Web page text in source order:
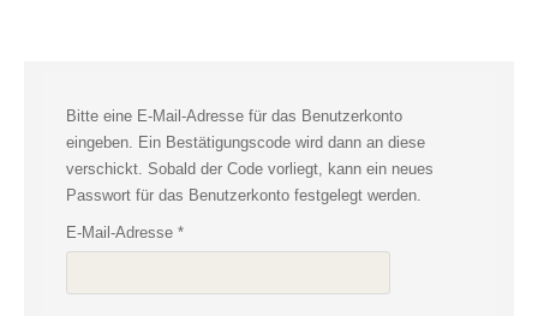
Bitte eine E-Mail-Adresse für das Benutzerkonto
eingeben. Ein Bestätigungscode wird dann an diese
verschickt. Sobald der Code vorliegt, kann ein neues
Passwort für das Benutzerkonto festgelegt werden.
E-Mail-Adresse *